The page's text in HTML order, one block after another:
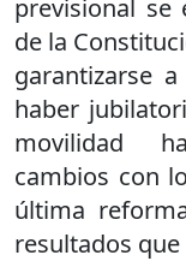
previsional se
de la
garantizarse
haber
movilidad
cambios con
última
resultados